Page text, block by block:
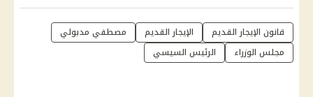
قانون الإيجار القديم الإيجار القديم
مصطفي مدبولي
مجلس الوزراء
الرئيس السيسي